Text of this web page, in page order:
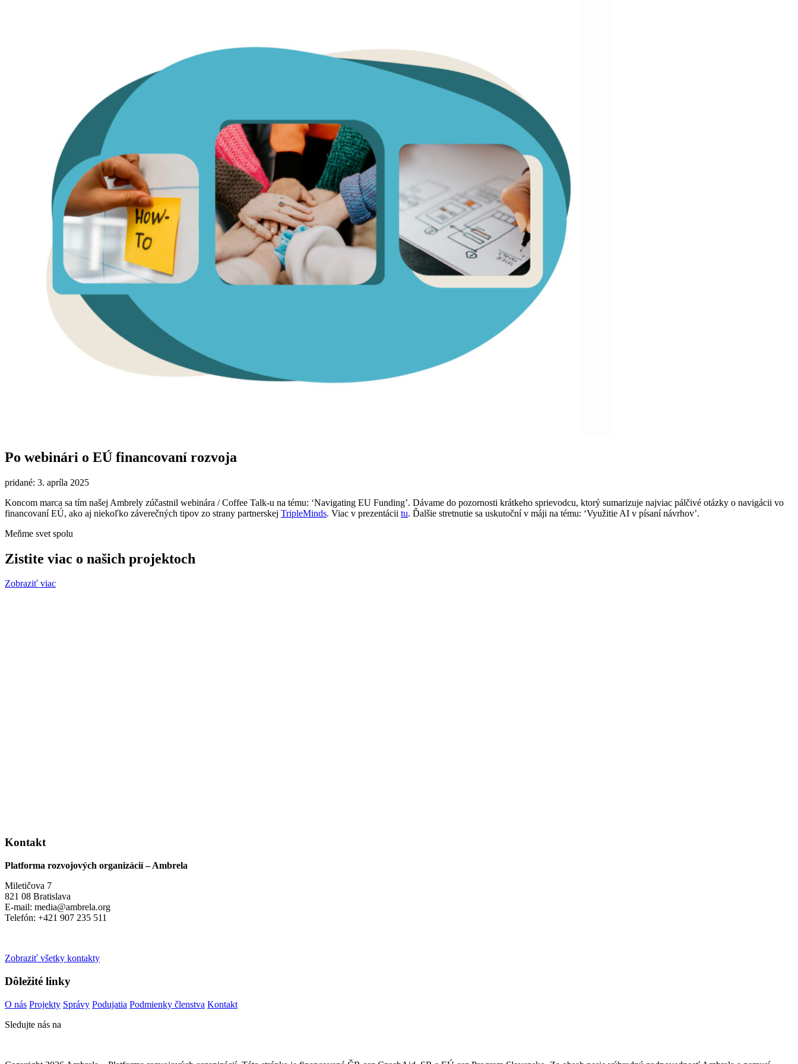
Po webinári o EÚ financovaní rozvoja
pridané: 3. apríla 2025
Koncom marca sa tím našej Ambrely zúčastnil webinára / Coffee Talk-u na tému: ‘Navigating EU Funding’. Dávame do pozornosti krátkeho sprievodcu, ktorý sumarizuje najviac pálčivé otázky o navigácii vo
financovaní EÚ, ako aj niekoľko záverečných tipov zo strany partnerskej TripleMinds. Viac v prezentácii tu. Ďalšie stretnutie sa uskutoční v máji na tému: ‘Využitie AI v písaní návrhov’.
Meňme svet spolu
Zistite viac o našich projektoch
Zobraziť viac
Kontakt
Platforma rozvojových organizácií – Ambrela
Miletičova 7
821 08 Bratislava
E-mail: media@ambrela.org
Telefón: +421 907 235 511
Zobraziť všetky kontakty
Dôležité linky
O nás Projekty Správy Podujatia Podmienky členstva Kontakt
Sledujte nás na